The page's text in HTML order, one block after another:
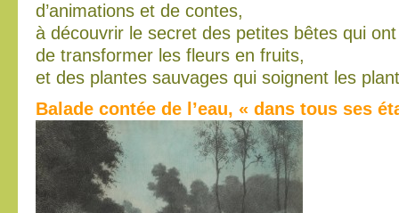
d’animations et de contes,
à découvrir le secret des petites bêtes qui
de transformer les fleurs en fruits,
et des plantes sauvages qui soignent les
Balade contée de l’eau, « dans tous ses